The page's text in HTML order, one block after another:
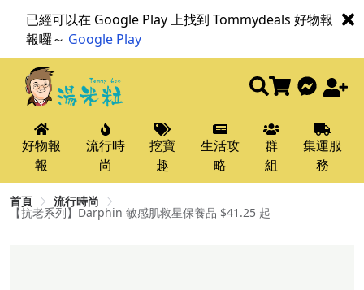
已經可以在 Google Play 上找到 Tommydeals 好物報
報囉～ Google Play
好物報
報
流行時
尚
挖寶
趣
生活攻
略
群
組
集運服
務
首頁 流行時尚
【抗老系列】Darphin 敏感肌救星保養品 $41.25 起